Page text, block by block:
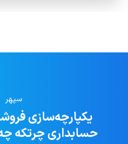
سپهر
یکپارچه‌سازی
حسابداری چرتکه چه